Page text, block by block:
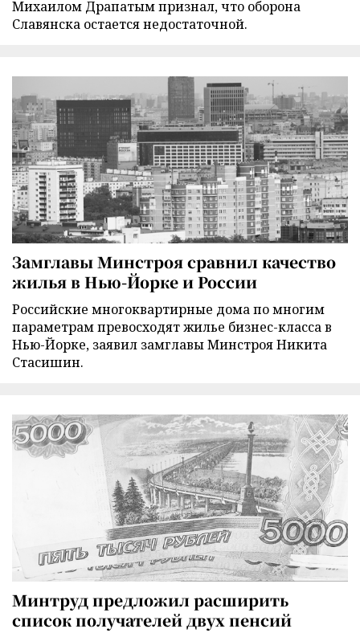
Михаилом Драпатым признал, что оборона
Славянска остается недостаточной.
Замглавы Минстроя сравнил качество
жилья в Нью-Йорке и России
Российские многоквартирные дома по многим
параметрам превосходят жилье бизнес-класса в
Нью-Йорке, заявил замглавы Минстроя Никита
Стасишин.
Минтруд предложил расширить
список получателей двух пенсий